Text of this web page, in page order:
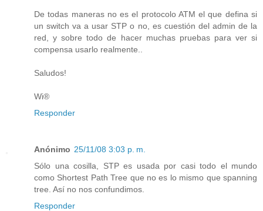
De todas maneras no es el protocolo ATM el que defina si
un switch va a usar STP o no, es cuestión del admin de la
red, y sobre todo de hacer muchas pruebas para ver si
compensa usarlo realmente..
Saludos!
Wi®
Responder
Anónimo 25/11/08 3:03 p. m.
Sólo una cosilla, STP es usada por casi todo el mundo
como Shortest Path Tree que no es lo mismo que spanning
tree. Así no nos confundimos.
Responder